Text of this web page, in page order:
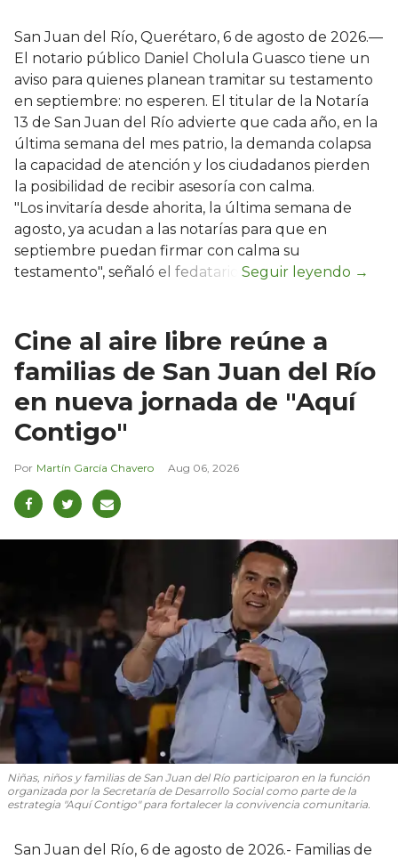
San Juan del Río, Querétaro, 6 de agosto de 2026.—
El notario público Daniel Cholula Guasco tiene un
aviso para quienes planean tramitar su testamento
en septiembre: no esperen. El titular de la Notaría
13 de San Juan del Río advierte que cada año, en la
última semana del mes patrio, la demanda colapsa
la capacidad de atención y los ciudadanos pierden
la posibilidad de recibir asesoría con calma.
"Los invitaría desde ahorita, la última semana de
agosto, ya acudan a las notarías para que en
septiembre puedan firmar con calma su
testamento", señaló el fedatario.
Cine al aire libre reúne a
familias de San Juan del Río
en nueva jornada de "Aquí
Contigo"
Martín García Chavero Aug 06, 2026
Niñas, niños y familias de San Juan del Río participaron en la función
organizada por la Secretaría de Desarrollo Social como parte de la
estrategia "Aquí Contigo" para fortalecer la convivencia comunitaria.
San Juan del Río, 6 de agosto de 2026.- Familias de